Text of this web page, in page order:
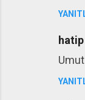
hatip